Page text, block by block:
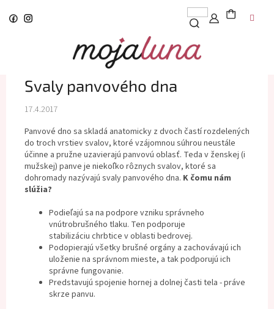
Svaly panvového dna
17.4.2017
Panvové dno sa skladá anatomicky z dvoch častí rozdelených
do troch vrstiev svalov, ktoré vzájomnou súhrou neustále
účinne a pružne uzavierajú panvovú oblasť. Teda v ženskej (i
mužskej) panve je niekoľko rôznych svalov, ktoré sa
dohromady nazývajú svaly panvového dna. K čomu nám
slúžia?
Podieľajú sa na podpore vzniku správneho
vnútrobrušného tlaku. Ten podporuje
stabilizáciu chrbtice v oblasti bedrovej.
Podopierajú všetky brušné orgány a zachovávajú ich
uloženie na správnom mieste, a tak podporujú ich
správne fungovanie.
Predstavujú spojenie hornej a dolnej časti tela - práve
skrze panvu.